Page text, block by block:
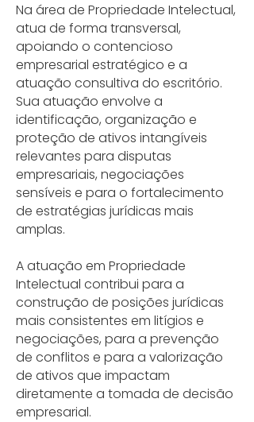
Na área de Propriedade Intelectual,
atua de forma transversal,
apoiando o contencioso
empresarial estratégico e a
atuação consultiva do escritório.
Sua atuação envolve a
identificação, organização e
proteção de ativos intangíveis
relevantes para disputas
empresariais, negociações
sensíveis e para o fortalecimento
de estratégias jurídicas mais
amplas.
A atuação em Propriedade
Intelectual contribui para a
construção de posições jurídicas
mais consistentes em litígios e
negociações, para a prevenção
de conflitos e para a valorização
de ativos que impactam
diretamente a tomada de decisão
empresarial.